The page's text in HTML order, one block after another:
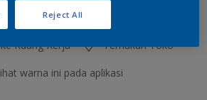
Ruang Kerja Temukan Toko
warna ini pada aplikasi
Reject All